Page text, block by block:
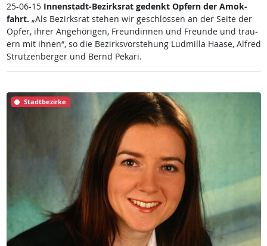
25-06-15 In­nen­stadt-Be­zirks­rat ge­denkt Op­fern der Amok­
fahrt. „Als Be­zirks­rat ste­hen wir ge­sch­los­sen an der Sei­te der
Op­fer, ih­rer An­ge­hö­ri­gen, Freun­din­nen und Freun­de und trau­
ern mit ih­nen“, so die Be­zirks­vor­ste­hung Lud­mil­la Haa­se, Al­f­red
Strut­zen­ber­ger und Bernd Pe­ka­ri.
Stadtbezirke